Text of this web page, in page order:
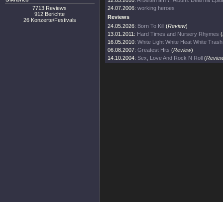
7713 Reviews
912 Berichte
26 Konzerte/Festivals
24.07.2006: working heroes
Reviews
24.05.2026: Born To Kill (Review)
13.01.2011: Hard Times and Nursery Rhymes (
16.05.2010: White Light White Heat White Trash
06.08.2007: Greatest Hits (Review)
14.10.2004: Sex, Love And Rock N Roll (